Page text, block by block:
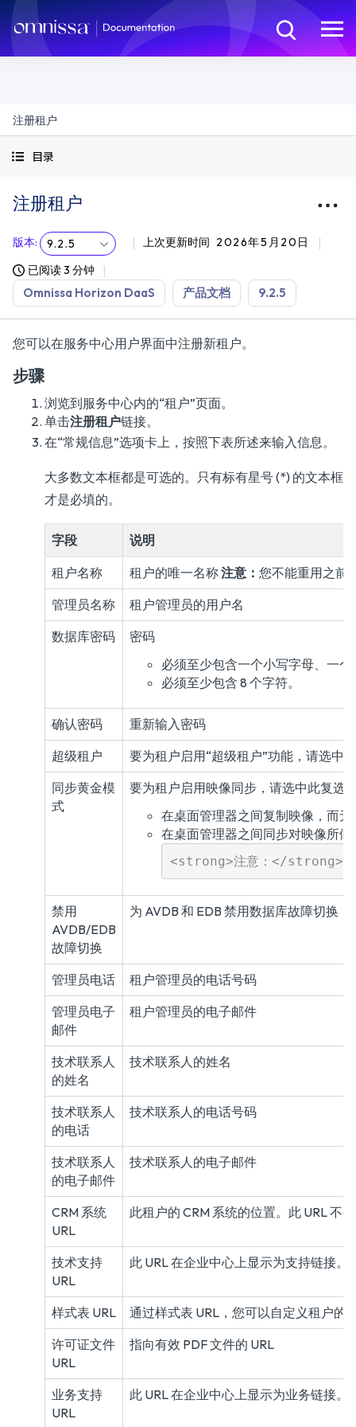
注册租户
目录
注册租户
版本: 9.2.5 上次更新时间 2026年5月20日
已阅读 3 分钟
Omnissa Horizon DaaS 产品文档 9.2.5
您可以在服务中心用户界面中注册新租户。
步骤
浏览到服务中心内的“租户”页面。
单击注册租户链接。
在“常规信息”选项卡上，按照下表所述来输入信息。
大多数文本框都是可选的。只有标有星号 (*) 的文本框
才是必填的。
字段 说明
租户名称 租户的唯一名称注意： 您不能重用之前
管理员名称
租户管理员的用户名
数据库密码
密码
必须至少包含一个小写字母、一
必须至少包含 8 个字符。
确认密码
重新输入密码
超级租户
要为租户启用“超级租户”功能，请选中
同步黄金模
式
要为租户启用映像同步，请选中此复选
在桌面管理器之间复制映像，而
在桌面管理器之间同步对映像所
禁用
AVDB/EDB
故障切换
为 AVDB 和 EDB 禁用数据库故障切换
管理员电话
租户管理员的电话号码
管理员电子
邮件
租户管理员的电子邮件
技术联系人
的姓名
技术联系人的姓名
技术联系人
的电话
技术联系人的电话号码
技术联系人
的电子邮件
技术联系人的电子邮件
CRM 系统
URL
此租户的 CRM 系统的位置。此 URL 不
技术支持
URL
此 URL 在企业中心上显示为支持链接。
样式表 URL
通过样式表 URL，您可以自定义租户的
许可证文件
URL
指向有效 PDF 文件的 URL
业务支持
URL
此 URL 在企业中心上显示为业务链接。